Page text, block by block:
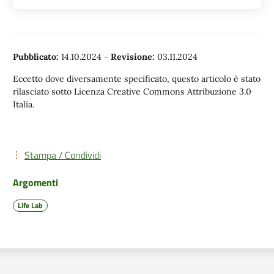
Pubblicato: 14.10.2024 - Revisione: 03.11.2024
Eccetto dove diversamente specificato, questo articolo è stato
rilasciato sotto Licenza Creative Commons Attribuzione 3.0
Italia.
Stampa / Condividi
Argomenti
Life Lab